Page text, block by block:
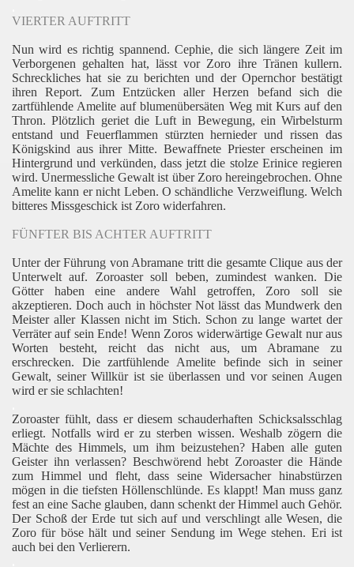
VIERTER AUFTRITT
Nun wird es richtig spannend. Cephie, die sich längere Zeit im
Verborgenen gehalten hat, lässt vor Zoro ihre Tränen kullern.
Schreckliches hat sie zu berichten und der Opernchor bestätigt
ihren Report. Zum Entzücken aller Herzen befand sich die
zartfühlende Amelite auf blumenübersäten Weg mit Kurs auf den
Thron. Plötzlich geriet die Luft in Bewegung, ein Wirbelsturm
entstand und Feuerflammen stürzten hernieder und rissen das
Königskind aus ihrer Mitte. Bewaffnete Priester erscheinen im
Hintergrund und verkünden, dass jetzt die stolze Erinice regieren
wird. Unermessliche Gewalt ist über Zoro hereingebrochen. Ohne
Amelite kann er nicht Leben. O schändliche Verzweiflung. Welch
bitteres Missgeschick ist Zoro widerfahren.
FÜNFTER BIS ACHTER AUFTRITT
Unter der Führung von Abramane tritt die gesamte Clique aus der
Unterwelt auf. Zoroaster soll beben, zumindest wanken. Die
Götter haben eine andere Wahl getroffen, Zoro soll sie
akzeptieren. Doch auch in höchster Not lässt das Mundwerk den
Meister aller Klassen nicht im Stich. Schon zu lange wartet der
Verräter auf sein Ende! Wenn Zoros widerwärtige Gewalt nur aus
Worten besteht, reicht das nicht aus, um Abramane zu
erschrecken. Die zartfühlende Amelite befinde sich in seiner
Gewalt, seiner Willkür ist sie überlassen und vor seinen Augen
wird er sie schlachten!
Zoroaster fühlt, dass er diesem schauderhaften Schicksalsschlag
erliegt. Notfalls wird er zu sterben wissen. Weshalb zögern die
Mächte des Himmels, um ihm beizustehen? Haben alle guten
Geister ihn verlassen? Beschwörend hebt Zoroaster die Hände
zum Himmel und fleht, dass seine Widersacher hinabstürzen
mögen in die tiefsten Höllenschlünde. Es klappt! Man muss ganz
fest an eine Sache glauben, dann schenkt der Himmel auch Gehör.
Der Schoß der Erde tut sich auf und verschlingt alle Wesen, die
Zoro für böse hält und seiner Sendung im Wege stehen. Eri ist
auch bei den Verlierern.